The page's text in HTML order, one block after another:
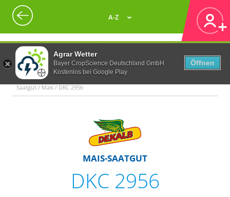
Agrar Wetter
Bayer CropScience Deutschland GmbH
Kostenlos bei Google Play
Öffnen
A-Z
Saatgut / Mais / DKC 2956
MAIS-SAATGUT
DKC 2956